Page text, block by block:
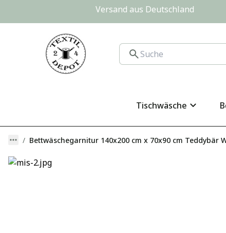
Versand aus Deutschland
Tischwäsche
Bettwäschegarnitur 140x200 cm x 70x90 cm Teddybär